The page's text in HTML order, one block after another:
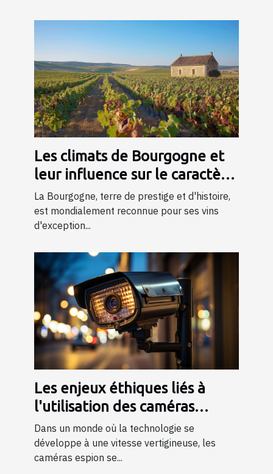
Les climats de Bourgogne et
leur influence sur le caractère
du vin
La Bourgogne, terre de prestige et d'histoire,
est mondialement reconnue pour ses vins
d'exception...
Les enjeux éthiques liés à
l'utilisation des caméras
espion dans la société
Dans un monde où la technologie se
développe à une vitesse vertigineuse, les
caméras espion se...